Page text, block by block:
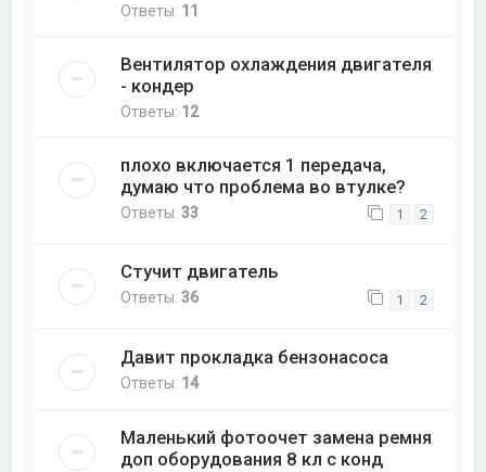
Ответы: 11
Вентилятор охлаждения двигателя
- кондер
Ответы: 12
плохо включается 1 передача,
думаю что проблема во втулке?
Ответы:33 1 2
Стучит двигатель
Ответы:36 1 2
Давит прокладка бензонасоса
Ответы: 14
Маленький фотоочет замена ремня
доп оборудования 8 кл с конд